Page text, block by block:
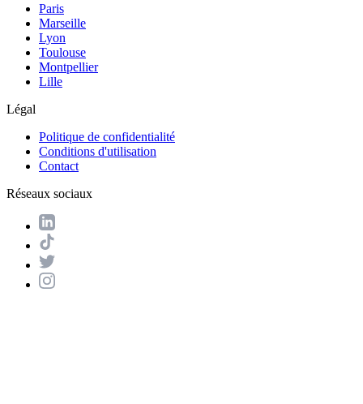
Paris
Marseille
Lyon
Toulouse
Montpellier
Lille
Légal
Politique de confidentialité
Conditions d'utilisation
Contact
Réseaux sociaux